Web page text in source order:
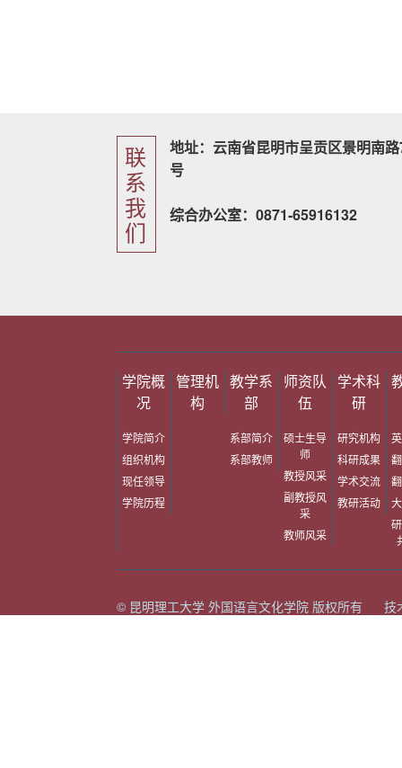
联
系
我
们
地址：云南省昆明市呈贡区景明南
号
综合办公室：0871-65916132
学院概
况
学院简介
组织机构
现任领导
学院历程
管理机
构
教学系
部
系部简介
系部教师
师资队
伍
硕士生导
师
教授风采
副教授风
采
教师风采
学术科
研
研究机构
科研成果
学术交流
教研活动
© 昆明理工大学 外国语言文化学院 版权所有 技